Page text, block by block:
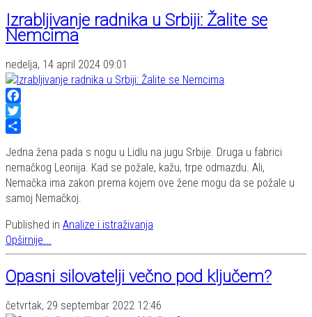
Izrabljivanje radnika u Srbiji: Žalite se
Nemcima
nedelja, 14 april 2024 09:01
Facebook
Twitter
Jedna žena pada s nogu u Lidlu na jugu Srbije. Druga u fabrici
nemačkog Leonija. Kad se požale, kažu, trpe odmazdu. Ali,
Nemačka ima zakon prema kojem ove žene mogu da se požale u
samoj Nemačkoj.
Published in Analize i istraživanja
Opširnije...
Opasni silovatelji večno pod ključem?
četvrtak, 29 septembar 2022 12:46